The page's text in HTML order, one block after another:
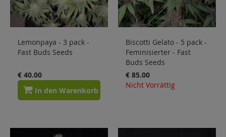
Lemonpaya - 3 pack -
Fast Buds Seeds
€ 40.00
In den Warenkorb
Biscotti Gelato - 5 pack -
Feminisierter - Fast
Buds Seeds
€ 85.00
Nicht Vorrättig